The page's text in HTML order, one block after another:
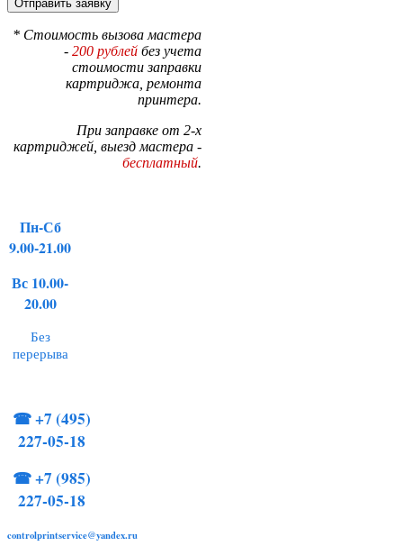
* Стоимость вызова мастера
- 200 рублей без учета
стоимости заправки
картриджа, ремонта
принтера.
При заправке от 2-х
картриджей, выезд мастера -
бесплатный.
Пн-Сб
9.00-21.00
Вс 10.00-
20.00
Без
перерыва
☎+7 (495)
227-05-18
☎+7 (985)
227-05-18
controlprintservice@yandex.ru